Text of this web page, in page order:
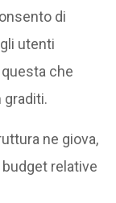
di
utenti
che
graditi.
ne giova,
relative